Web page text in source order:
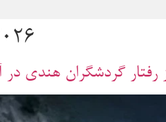
رفتار گردشگران هندی در